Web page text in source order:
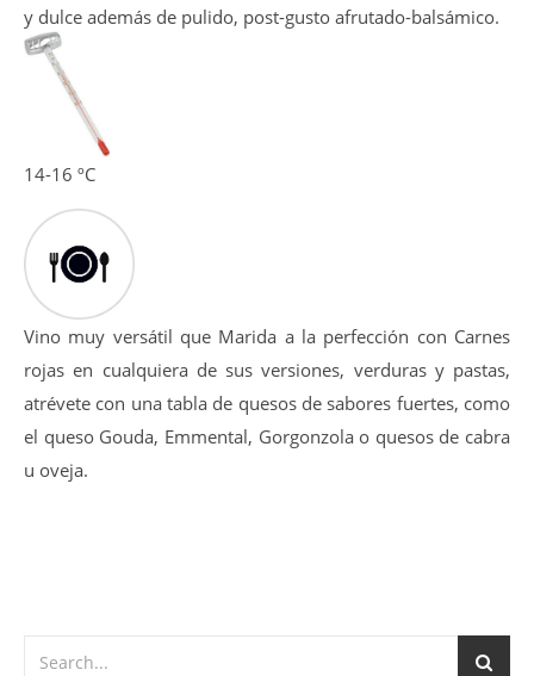
y dulce además de pulido, post-gusto afrutado-balsámico.
14-16 ºC
Vino muy versátil que Marida a la perfección con Carnes
rojas en cualquiera de sus versiones, verduras y pastas,
atrévete con una tabla de quesos de sabores fuertes, como
el queso Gouda, Emmental, Gorgonzola o quesos de cabra
u oveja.